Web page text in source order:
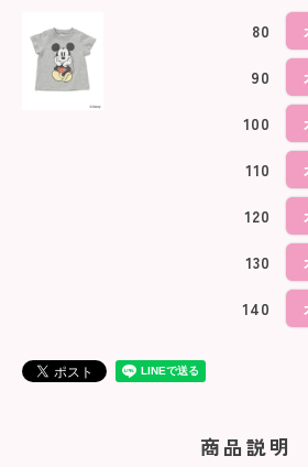
80
90
100
110
120
130
140
商品説明